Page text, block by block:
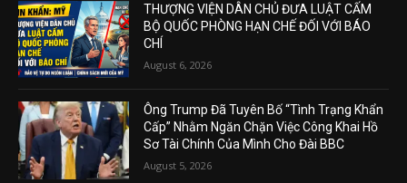
THƯỢNG VIỆN DÂN CHỦ ĐƯA LUẬT CẤM
BỘ QUỐC PHÒNG HẠN CHẾ ĐỐI VỚI BÁO
CHÍ
August 6, 2026
Ông Trump Đã Tuyên Bố “Tình Trạng Khẩn
Cấp” Nhằm Ngăn Chặn Việc Công Khai Hồ
Sơ Tài Chính Của Mình Cho Đài BBC
August 5, 2026